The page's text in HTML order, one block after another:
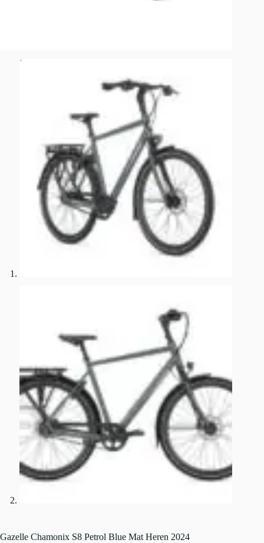
Gazelle Chamonix S8 Petrol Blue Mat Heren 2024